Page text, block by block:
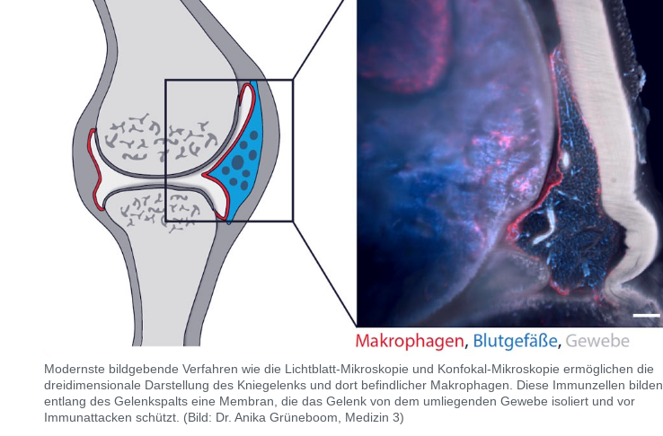
Modernste bildgebende Verfahren wie die Lichtblatt-Mikroskopie und Konfokal-Mikroskopie ermöglichen die
dreidimensionale Darstellung des Kniegelenks und dort befindlicher Makrophagen. Diese Immunzellen bilden
entlang des Gelenkspalts eine Membran, die das Gelenk von dem umliegenden Gewebe isoliert und vor
Immunattacken schützt. (Bild: Dr. Anika Grüneboom, Medizin 3)